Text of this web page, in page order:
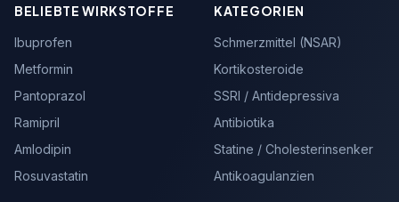
BELIEBTE WIRKSTOFFE
Ibuprofen
Metformin
Pantoprazol
Ramipril
Amlodipin
Rosuvastatin
KATEGORIEN
Schmerzmittel (NSAR)
Kortikosteroide
SSRI / Antidepressiva
Antibiotika
Statine / Cholesterinsenker
Antikoagulanzien